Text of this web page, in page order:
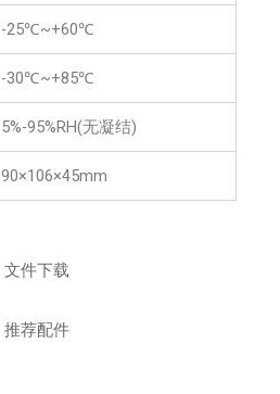
文件下载
推荐配件
-25℃~+60℃
-30℃~+85℃
5%-95%RH(无凝结)
90×106×45mm